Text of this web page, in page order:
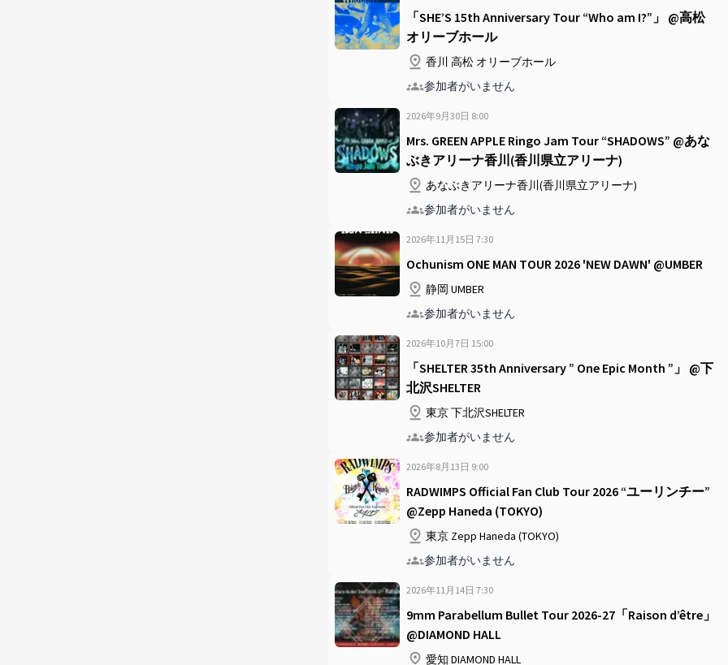
「SHE’S 15th Anniversary Tour “Who am I?”」 @高松
オリーブホール
香川 高松 オリーブホール
参加者がいません
2026年9月30日 8:00
Mrs. GREEN APPLE Ringo Jam Tour “SHADOWS” @あな
ぶきアリーナ香川(香川県立アリーナ)
あなぶきアリーナ香川(香川県立アリーナ)
参加者がいません
2026年11月15日 7:30
Ochunism ONE MAN TOUR 2026 'NEW DAWN' @UMBER
静岡 UMBER
参加者がいません
2026年10月7日 15:00
「SHELTER 35th Anniversary ” One Epic Month ”」 @下
北沢SHELTER
東京 下北沢SHELTER
参加者がいません
2026年8月13日 9:00
RADWIMPS Official Fan Club Tour 2026 “ユーリンチー”
@Zepp Haneda (TOKYO)
東京 Zepp Haneda (TOKYO)
参加者がいません
2026年11月14日 7:30
9mm Parabellum Bullet Tour 2026-27「Raison d’être」
@DIAMOND HALL
愛知 DIAMOND HALL